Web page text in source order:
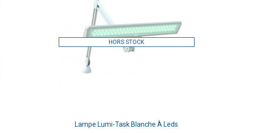
HORS STOCK
Lampe Lumi-Task Blanche À Leds